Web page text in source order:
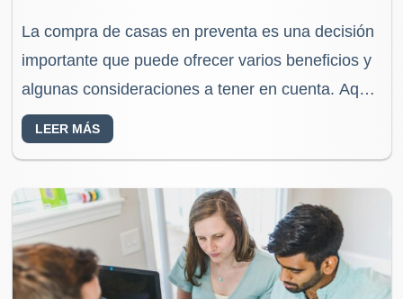
La compra de casas en preventa es una decisión
importante que puede ofrecer varios beneficios y
algunas consideraciones a tener en cuenta. Aquí
te presentamos los principales aspectos para
evaluar…
LEER MÁS